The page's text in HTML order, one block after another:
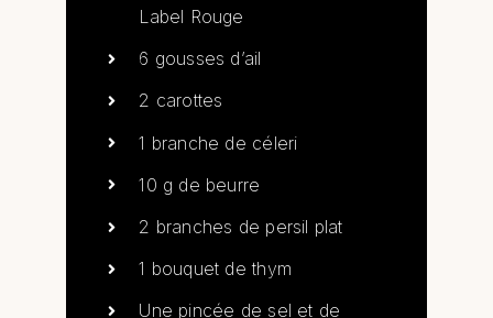
Label Rouge
6 gousses d’ail
2 carottes
1 branche de céleri
10 g de beurre
2 branches de persil plat
1 bouquet de thym
Une pincée de sel et de